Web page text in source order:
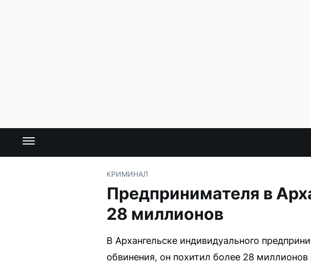
КРИМИНАЛ
Предпринимателя в
28 миллионов
В Архангельске индивидуального
обвинения, он похитил более 28